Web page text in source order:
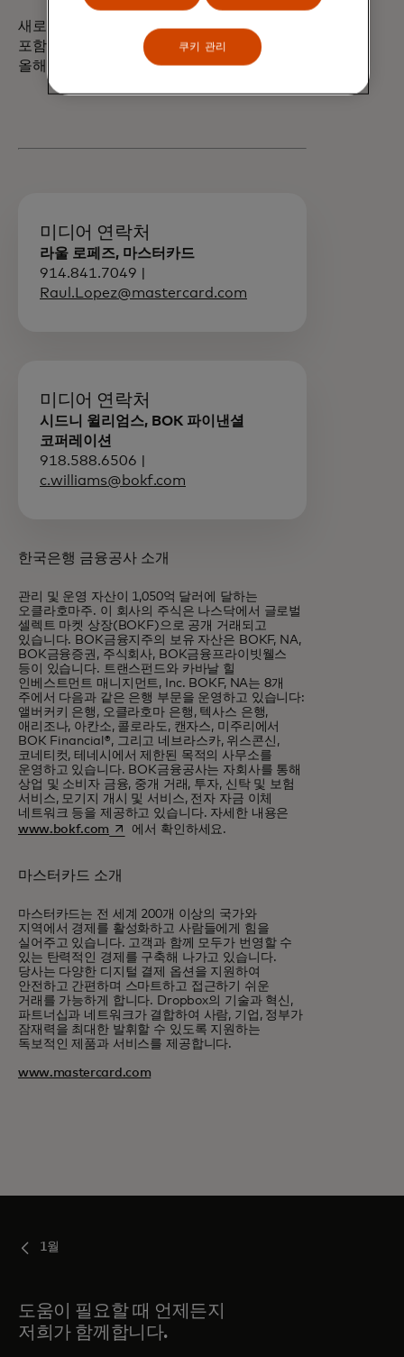
새로운 고객 카드에 대한 세부 정보를
포함하여 파트너십에 대한 추가 세부 정보는
올해 말에 공개될 예정입니다.
미디어 연락처
라울 로페즈, 마스터카드
914.841.7049 |
Raul.Lopez@mastercard.com
미디어 연락처
시드니 윌리엄스, BOK 파이낸셜
코퍼레이션
918.588.6506 |
c.williams@bokf.com
한국은행 금융공사 소개
관리 및 운영 자산이 1,050억 달러에 달하는
오클라호마주. 이 회사의 주식은 나스닥에서 글로벌
셀렉트 마켓 상장(BOKF)으로 공개 거래되고
있습니다. BOK금융지주의 보유 자산은 BOKF, NA,
BOK금융증권, 주식회사, BOK금융프라이빗웰스
등이 있습니다. 트랜스펀드와 카바날 힐
인베스트먼트 매니지먼트, Inc. BOKF, NA는 8개
주에서 다음과 같은 은행 부문을 운영하고 있습니다:
앨버커키 은행, 오클라호마 은행, 텍사스 은행,
애리조나, 아칸소, 콜로라도, 캔자스, 미주리에서
BOK Financial®, 그리고 네브라스카, 위스콘신,
코네티컷, 테네시에서 제한된 목적의 사무소를
운영하고 있습니다. BOK금융공사는 자회사를 통해
상업 및 소비자 금융, 중개 거래, 투자, 신탁 및 보험
서비스, 모기지 개시 및 서비스, 전자 자금 이체
네트워크 등을 제공하고 있습니다. 자세한 내용은
www.bokf.com 새 탭에서 열림
에서 확인하세요.
마스터카드 소개
마스터카드는 전 세계 200개 이상의 국가와
지역에서 경제를 활성화하고 사람들에게 힘을
실어주고 있습니다. 고객과 함께 모두가 번영할 수
있는 탄력적인 경제를 구축해 나가고 있습니다.
당사는 다양한 디지털 결제 옵션을 지원하여
안전하고 간편하며 스마트하고 접근하기 쉬운
거래를 가능하게 합니다. Dropbox의 기술과 혁신,
파트너십과 네트워크가 결합하여 사람, 기업, 정부가
잠재력을 최대한 발휘할 수 있도록 지원하는
독보적인 제품과 서비스를 제공합니다.
www.mastercard.com
1월
도움이 필요할 때 언제든지
저희가 함께합니다.
쿠키 관리